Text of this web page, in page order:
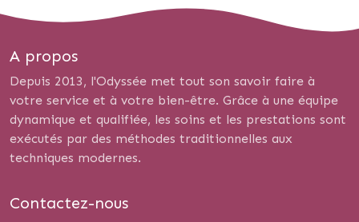
A propos
Depuis 2013, l'Odyssée met tout son savoir faire à
votre service et à votre bien-être. Grâce à une équipe
dynamique et qualifiée, les soins et les prestations sont
exécutés par des méthodes traditionnelles aux
techniques modernes.
Contactez-nous